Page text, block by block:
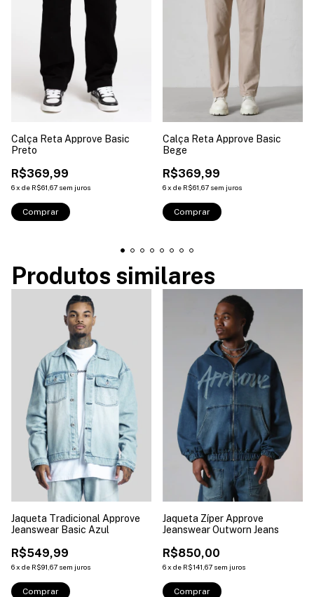
Calça Reta Approve Basic
Preto
R$369,99
6x de R$61,67 sem juros
Comprar
Calça Reta Approve Basic
Bege
R$369,99
6x de R$61,67 sem juros
Comprar
Produtos similares
Jaqueta Tradicional Approve
Jeanswear Basic Azul
R$549,99
6x de R$91,67 sem juros
Comprar
Jaqueta Zíper Approve
Jeanswear Outworn Jeans
R$850,00
6x de R$141,67 sem juros
Comprar